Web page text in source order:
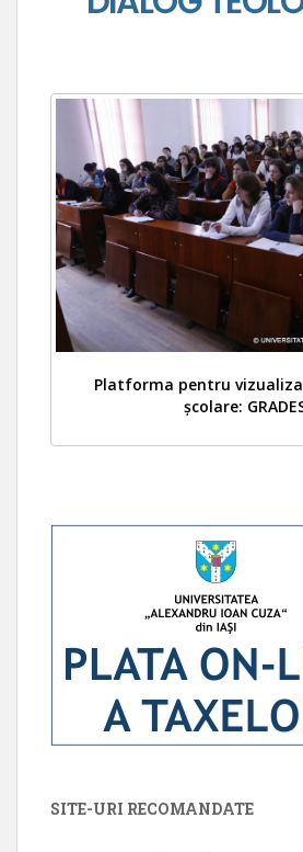
Platforma pentru
școlare:
SITE-URI RECOMANDATE